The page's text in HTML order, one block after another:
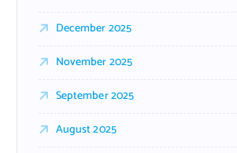
December 2025
November 2025
September 2025
August 2025